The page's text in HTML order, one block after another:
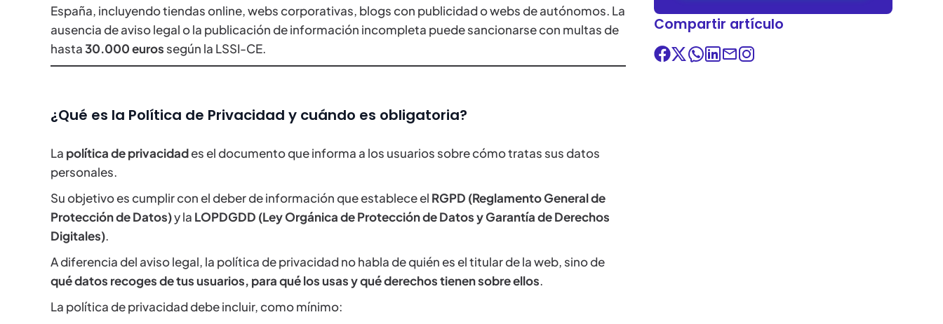
España, incluyendo tiendas online, webs corporativas, blogs con publicidad o webs de autónomos. La
ausencia de aviso legal o la publicación de información incompleta puede sancionarse con multas de
hasta30.000 euros según la LSSI-CE.
¿Qué es la Política de Privacidad y cuándo es obligatoria?
La política de privacidades el documento que informa a los usuarios sobre cómo tratas sus datos
personales.
Su objetivo es cumplir con el deber de información que establece el RGPD (Reglamento General de
Protección de Datos)y la LOPDGDD (Ley Orgánica de Protección de Datos y Garantía de Derechos
Digitales).
A diferencia del aviso legal, la política de privacidad no habla de quién es el titular de la web, sino de
qué datos recoges de tus usuarios, para qué los usas y qué derechos tienen sobre ellos.
La política de privacidad debe incluir, como mínimo:
Compartir artículo